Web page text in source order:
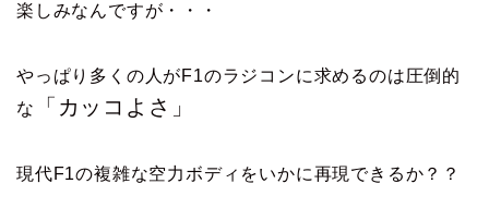
楽しみなんですが・・・
やっぱり多くの人がF1のラジコンに求めるのは圧倒的
な
「カッコよさ」
現代F1の複雑な空力ボディをいかに再現できるか？？